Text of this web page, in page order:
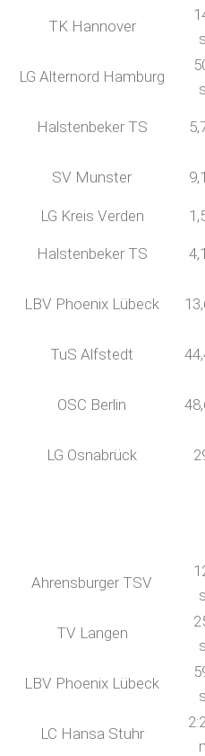
TK Hannover
LG Alternord Hamburg
Halstenbeker TS
SV Munster
LG Kreis Verden
Halstenbeker TS
LBV Phoenix Lübeck
TuS Alfstedt
OSC Berlin
LG Osnabrück
Ahrensburger TSV
TV Langen
LBV Phoenix Lübeck
LC Hansa Stuhr